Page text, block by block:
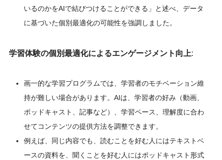
いるのかをAIで結びつけることができる」と述べ、データ
に基づいた個別最適化の可能性を強調しました。
学習体験の個別最適化によるエンゲージメント向上:
画一的な学習プログラムでは、学習者のモチベーション維
持が難しい場合があります。AIは、学習者の好み（動画、
ポッドキャスト、記事など）、学習ペース、理解度に合わ
せてコンテンツの提供方法を調整できます。
例えば、同じ内容でも、読むことを好む人にはテキストベ
ースの資料を、聞くことを好む人にはポッドキャスト形式